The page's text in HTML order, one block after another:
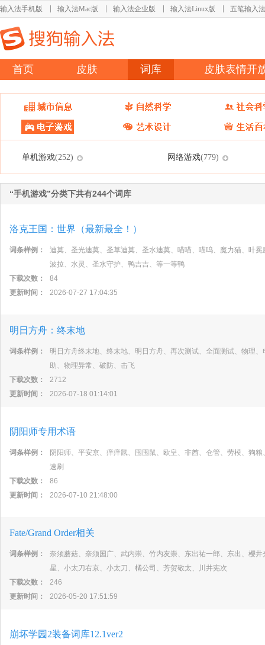
输入法手机版 输入法Mac版 输入法企业版 输入法Linux版 五笔输入法
首页 皮肤 词库 皮肤表情开
单机游戏(252) 网络游戏(779)
“手机游戏”分类下共有244个词库
洛克王国：世界（最新最全！）
词条样例：
迪莫、圣光迪莫、圣草迪莫、圣水迪莫、喵喵、喵呜、魔力猫、叶
波拉、水灵、圣水守护、鸭吉吉、等一等鸭
下载次数：
84
更新时间：
2026-07-27 17:04:35
明日方舟：终末地
词条样例：
明日方舟终末地、终末地、明日方舟、再次测试、全面测试、物理
助、物理异常、破防、击飞
下载次数：
2712
更新时间：
2026-07-18 01:14:01
阴阳师专用术语
词条样例：
阴阳师、平安京、痒痒鼠、囤囤鼠、欧皇、非酋、仓管、劳模、狗
速刷
下载次数：
86
更新时间：
2026-07-10 21:48:00
Fate/Grand Order相关
词条样例：
奈须蘑菇、奈须国广、武内崇、竹内友崇、东出祐一郎、东出、樱
星、小太刀右京、小太刀、橘公司、芳贺敬太、川井宪次
下载次数：
246
更新时间：
2026-05-20 17:51:59
崩坏学园2装备词库12.1ver2